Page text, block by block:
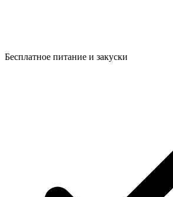
Бесплатное питание и закуски